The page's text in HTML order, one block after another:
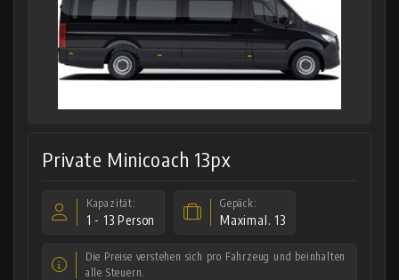
Private Minicoach 13px
Kapazität:
1 - 13 Person
Gepäck:
Maximal. 13
Die Preise verstehen sich pro Fahrzeug und beinhalten
alle Steuern.